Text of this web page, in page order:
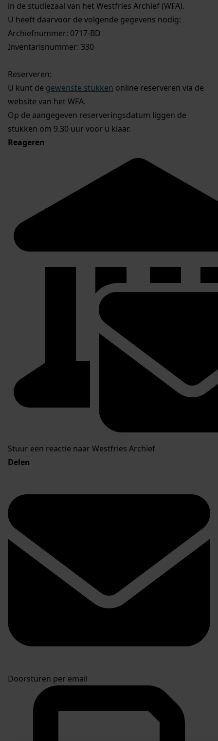
in de studiezaal van het Westfries Archief (WFA).
U heeft daarvoor de volgende gegevens nodig:
Archiefnummer: 0717-BD
Inventarisnummer: 330
Reserveren:
U kunt de gewenste stukken online reserveren via de
website van het WFA.
Op de aangegeven reserveringsdatum liggen de
stukken om 9.30 uur voor u klaar.
Reageren
Stuur een reactie naar Westfries Archief
Delen
Doorsturen per email